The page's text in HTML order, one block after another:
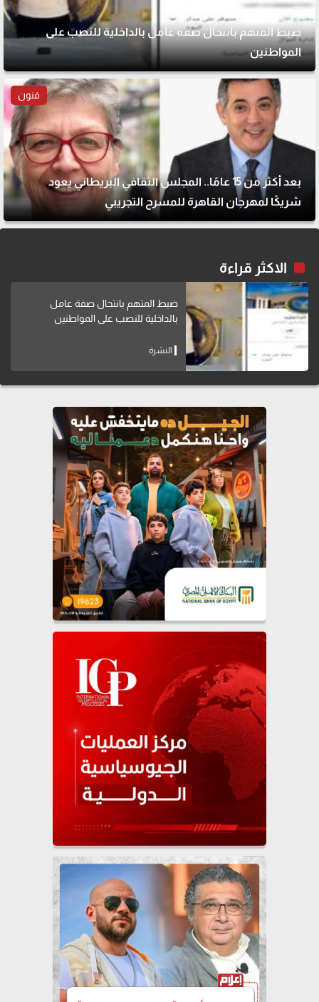
ضبط المتهم بانتحال صفة عامل بالداخلية للنصب على
المواطنين
فنون
بعد أكثر من 15 عامًا.. المجلس الثقافي البريطاني يعود
شريكًا لمهرجان القاهرة للمسرح التجريبي
الاكثر قراءة
ضبط المتهم بانتحال صفة عامل
بالداخلية للنصب على المواطنين
النشرة